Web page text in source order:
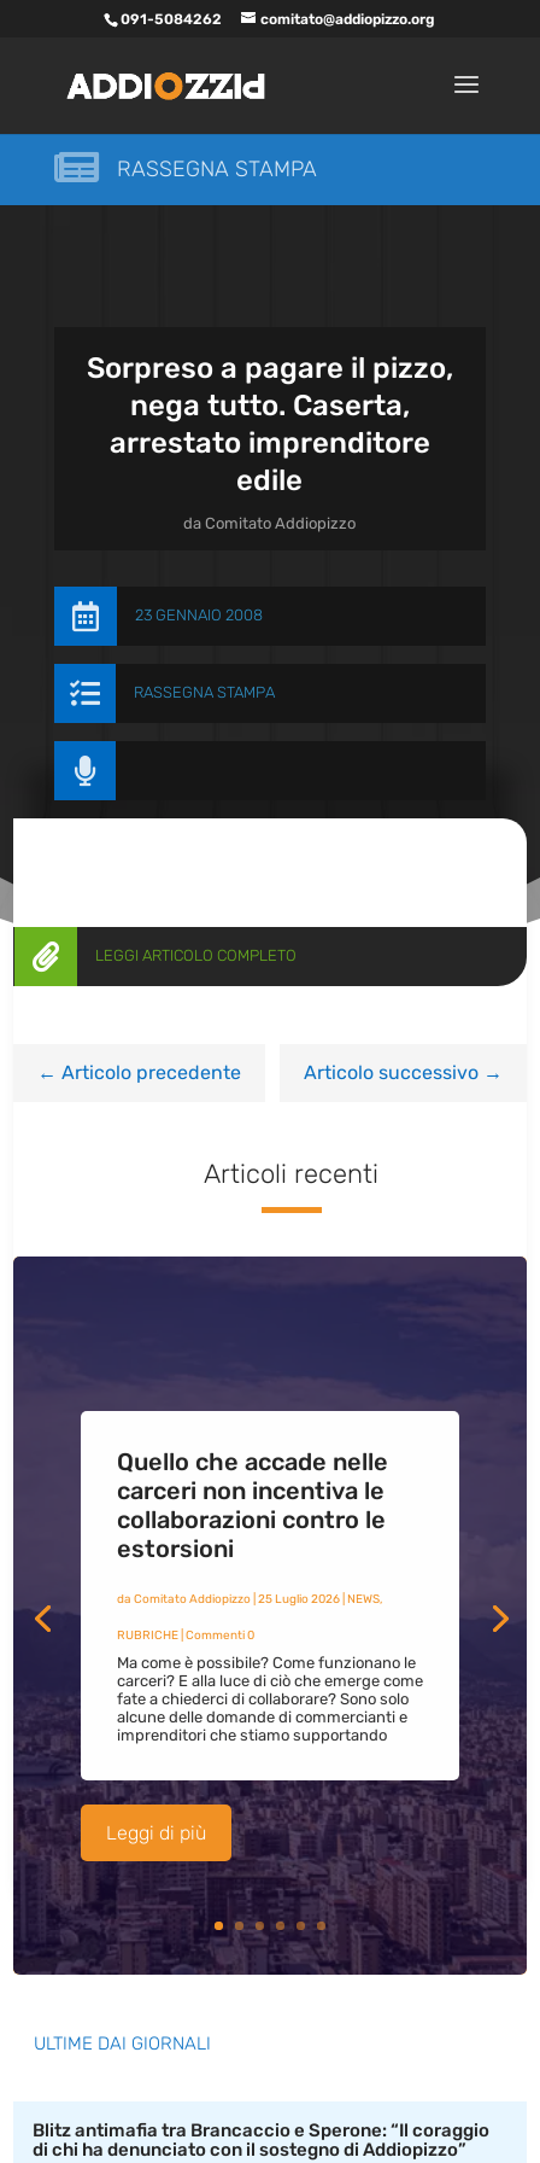
091-5084262 comitato@addiopizzo.org
 RASSEGNA STAMPA
Sorpreso a pagare il pizzo,
nega tutto. Caserta,
arrestato imprenditore
edile
daComitato Addiopizzo
 23 GENNAIO 2008
 RASSEGNA STAMPA

 LEGGI ARTICOLO COMPLETO
←Articolo precedente Articolo successivo→
Articoli recenti
Quello che accade nelle
carceri non incentiva le
collaborazioni contro le
estorsioni
da Comitato Addiopizzo| 25 Luglio 2026| NEWS,
RUBRICHE| Commenti 0
Ma come è possibile? Come funzionano le
carceri? E alla luce di ciò che emerge come
fate a chiederci di collaborare? Sono solo
alcune delle domande di commercianti e
imprenditori che stiamo supportando
Leggi di più
ULTIME DAI GIORNALI
Blitz antimafia tra Brancaccio e Sperone: “Il coraggio
di chi ha denunciato con il sostegno di Addiopizzo”